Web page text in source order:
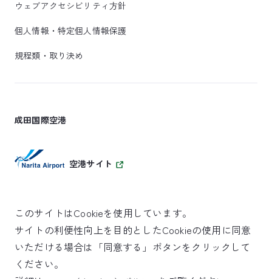
ウェブアクセシビリティ方針
個人情報・特定個人情報保護
規程類・取り決め
成田国際空港
空港サイト
SKYTRAX
5スターエアポート
このサイトはCookieを使用しています。
サイトの利便性向上を目的としたCookieの使用に同意
いただける場合は「同意する」ボタンをクリックして
ください。